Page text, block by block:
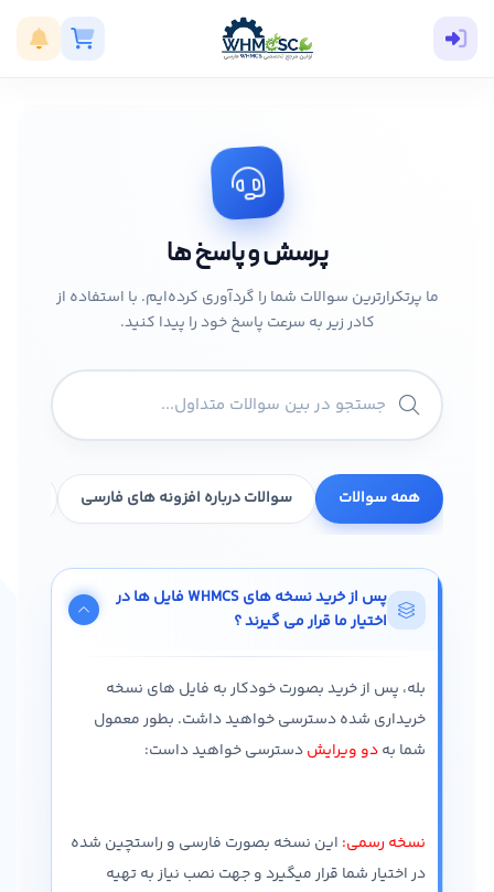
پرسش و پاسخ ها
ما پرتکرارترین سوالات شما را گردآوری کرده‌ایم. با استفاده از
کادر زیر به سرعت پاسخ خود را پیدا کنید.
همه سوالات سوالات درباره افزونه های فارسی
پس از خرید نسخه های WHMCS فایل ها در
اختیار ما قرار می گیرند ؟
بله، پس از خرید بصورت خودکار به فایل های نسخه
خریداری شده دسترسی خواهید داشت. بطور معمول
شما بهدو ویرایشدسترسی خواهید داست:
نسخه رسمی: این نسخه بصورت فارسی و راستچین شده
در اختیار شما قرار میگیرد و جهت نصب نیاز به تهیه